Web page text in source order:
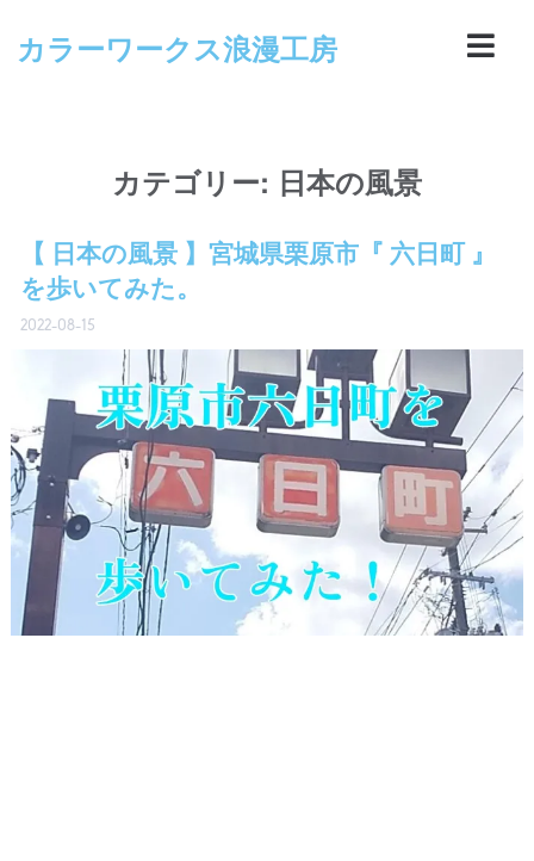
カラーワークス浪漫工房
カテゴリー: 日本の風景
【 日本の風景 】宮城県栗原市『 六日町 』
を歩いてみた。
2022-08-15